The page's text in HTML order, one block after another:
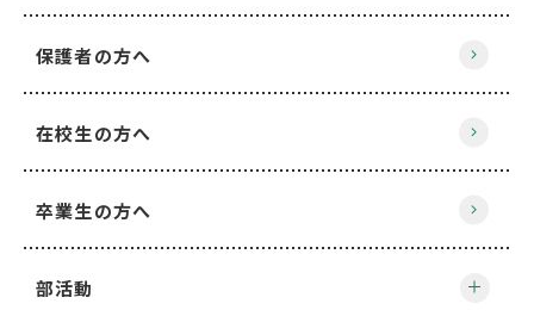
保護者の方へ
在校生の方へ
卒業生の方へ
部活動